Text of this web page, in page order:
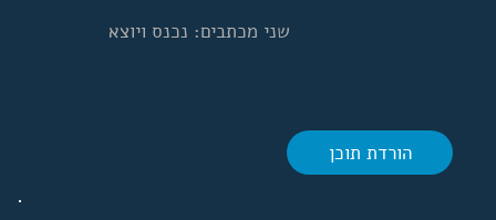
הורדת תוכן
שני מכתבים: נכנס ויוצא